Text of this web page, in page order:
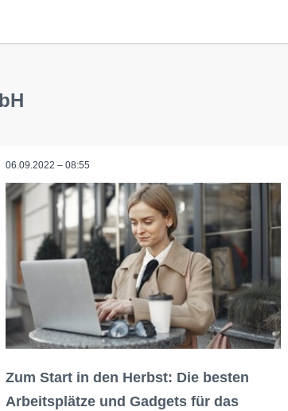
06.09.2022 – 08:55
Zum Start in den Herbst: Die besten
Arbeitsplätze und Gadgets für das